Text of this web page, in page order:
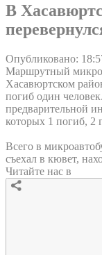
В
Опубликовано:
Маршрутный
Хасавюртском
погиб один
предварительной
которых 1 погиб, 2
Всего в
съехал в кювет,
Читайте нас в